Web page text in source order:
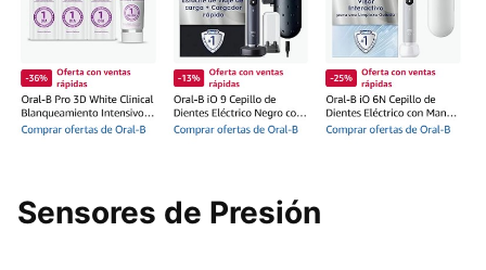
Sensores de Presión